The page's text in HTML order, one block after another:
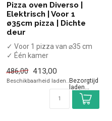
DIVERSO BY DIAMOND
Pizza oven Diverso |
Elektrisch | Voor 1
ø35cm pizza | Dichte
✓ Voor 1 pizza van ⌀35 cm
✓ Handbediend
✓ 1,9 kW
486,00 413,00
Beschikbaarheid laden..